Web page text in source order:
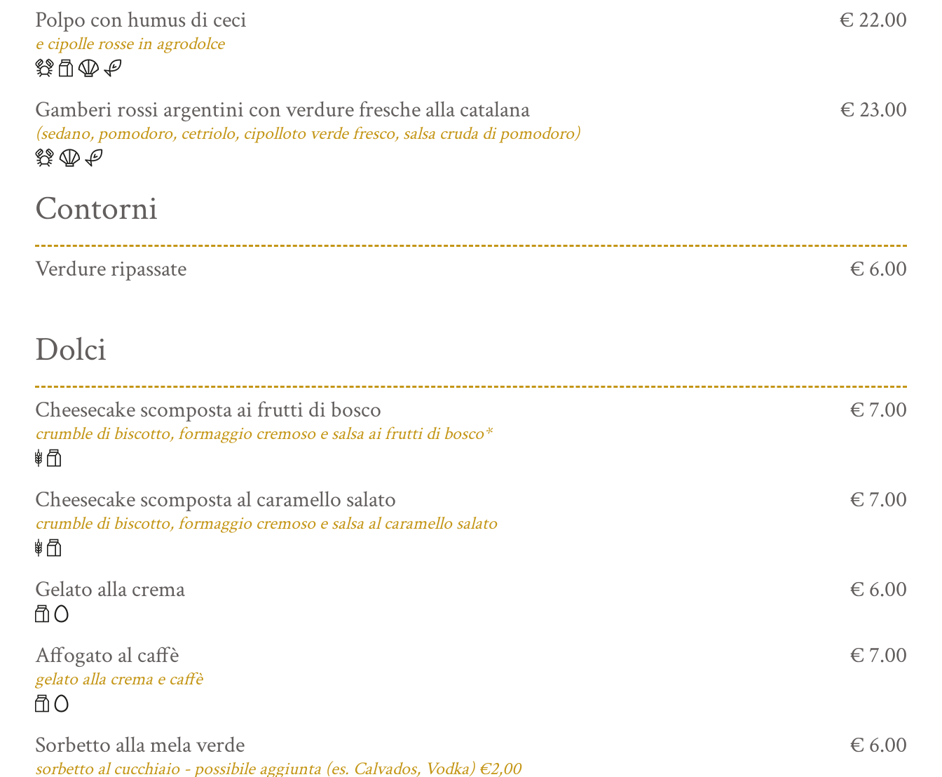
Polpo con humus di ceci
e cipolle rosse in agrodolce
€ 22.00
Gamberi rossi argentini con verdure fresche alla catalana
(sedano, pomodoro, cetriolo, cipolloto verde fresco, salsa cruda di pomodoro)
€ 23.00
Contorni
Verdure ripassate € 6.00
Dolci
Cheesecake scomposta ai frutti di bosco
crumble di biscotto, formaggio cremoso e salsa ai frutti di bosco*
€ 7.00
Cheesecake scomposta al caramello salato
crumble di biscotto, formaggio cremoso e salsa al caramello salato
€ 7.00
Gelato alla crema € 6.00
Affogato al caffè
gelato alla crema e caffè
€ 7.00
Sorbetto alla mela verde
sorbetto al cucchiaio - possibile aggiunta (es. Calvados, Vodka) €2,00
€ 6.00